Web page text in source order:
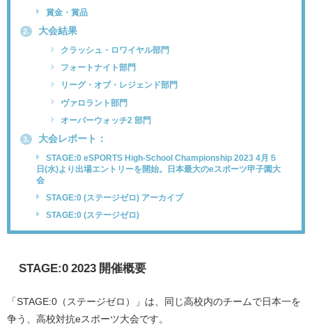
賞金・賞品
2. 大会結果
クラッシュ・ロワイヤル部門
フォートナイト部門
リーグ・オブ・レジェンド部門
ヴァロラント部門
オーバーウォッチ2 部門
3. 大会レポート：
STAGE:0 eSPORTS High-School Championship 2023 4月５
日(水)より出場エントリーを開始。日本最大のeスポーツ甲子園大
会
STAGE:0 (ステージゼロ) アーカイブ
STAGE:0 (ステージゼロ)
STAGE:0 2023 開催概要
「STAGE:0（ステージゼロ）」は、同じ高校内のチームで日本一を
争う、高校対抗eスポーツ大会です。